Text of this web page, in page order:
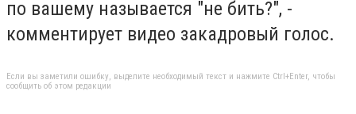
по вашему называется "не бить?", -
комментирует видео закадровый голос.
Если вы заметили ошибку, выделите необходимый текст и нажмите Ctrl+Enter, чтобы
сообщить об этом редакции